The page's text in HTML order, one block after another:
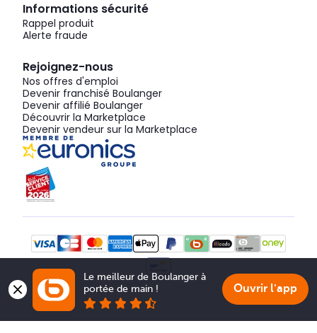
Informations sécurité
Rappel produit
Alerte fraude
Rejoignez-nous
Nos offres d'emploi
Devenir franchisé Boulanger
Devenir affilié Boulanger
Découvrir la Marketplace
Devenir vendeur sur la Marketplace
Le meilleur de Boulanger à
portée de main !
Ouvrir l'app